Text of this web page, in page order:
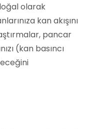
olarak
kan akışını
pancar
(kan basıncı